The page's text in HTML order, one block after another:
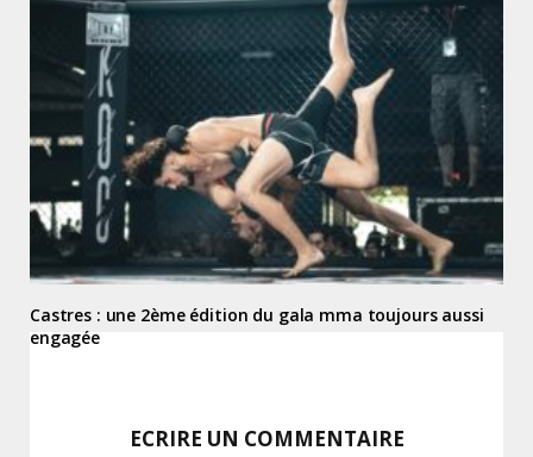
Castres : une 2ème édition du gala mma toujours aussi
engagée
ECRIRE UN COMMENTAIRE